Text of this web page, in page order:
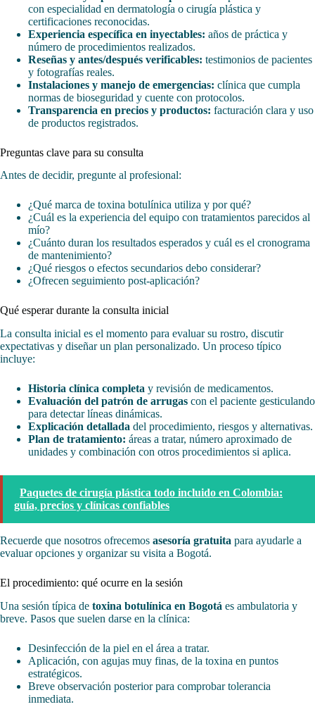
con especialidad en dermatología o cirugía plástica y
certificaciones reconocidas.
Experiencia específica en inyectables: años de práctica y
número de procedimientos realizados.
Reseñas y antes/después verificables: testimonios de pacientes
y fotografías reales.
Instalaciones y manejo de emergencias: clínica que cumpla
normas de bioseguridad y cuente con protocolos.
Transparencia en precios y productos: facturación clara y uso
de productos registrados.
Preguntas clave para su consulta
Antes de decidir, pregunte al profesional:
¿Qué marca de toxina botulínica utiliza y por qué?
¿Cuál es la experiencia del equipo con tratamientos parecidos al
mío?
¿Cuánto duran los resultados esperados y cuál es el cronograma
de mantenimiento?
¿Qué riesgos o efectos secundarios debo considerar?
¿Ofrecen seguimiento post-aplicación?
Qué esperar durante la consulta inicial
La consulta inicial es el momento para evaluar su rostro, discutir
expectativas y diseñar un plan personalizado. Un proceso típico
incluye:
Historia clínica completa y revisión de medicamentos.
Evaluación del patrón de arrugas con el paciente gesticulando
para detectar líneas dinámicas.
Explicación detallada del procedimiento, riesgos y alternativas.
Plan de tratamiento: áreas a tratar, número aproximado de
unidades y combinación con otros procedimientos si aplica.
Paquetes de cirugía plástica todo incluido en Colombia:
guía, precios y clínicas confiables
Recuerde que nosotros ofrecemos asesoría gratuita para ayudarle a
evaluar opciones y organizar su visita a Bogotá.
El procedimiento: qué ocurre en la sesión
Una sesión típica de toxina botulínica en Bogotá es ambulatoria y
breve. Pasos que suelen darse en la clínica:
Desinfección de la piel en el área a tratar.
Aplicación, con agujas muy finas, de la toxina en puntos
estratégicos.
Breve observación posterior para comprobar tolerancia
inmediata.